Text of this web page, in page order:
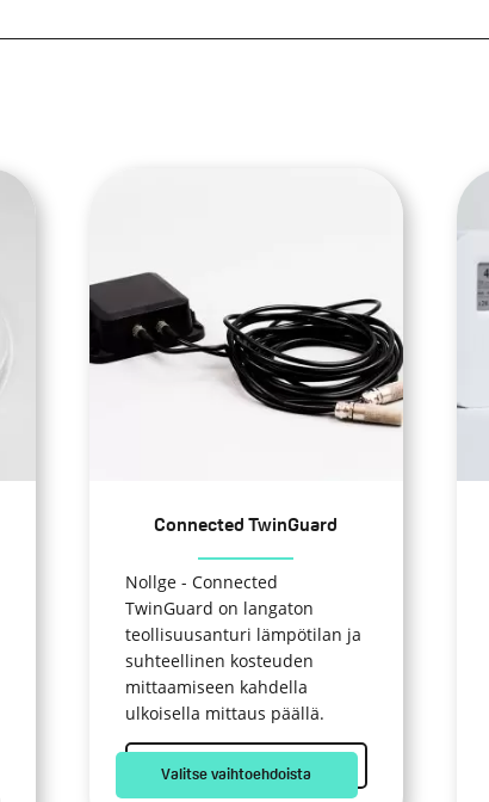
Connected TwinGuard
Nollge - Connected
TwinGuard on langaton
teollisuusanturi lämpötilan ja
suhteellinen kosteuden
mittaamiseen kahdella
ulkoisella mittaus päällä.
Valitse vaihtoehdoista
on
useampi
muunnelma.
Voit